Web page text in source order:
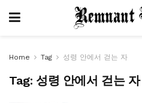
Home Tag 성령 안에서 걷는 자
Tag: 성령 안에서 걷는 자